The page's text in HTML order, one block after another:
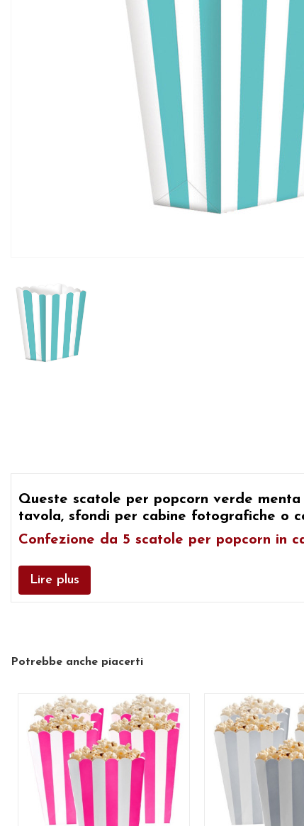
Queste scatole per popcorn verde menta
tavola, sfondi per cabine fotografiche o
Confezione da 5 scatole per popcorn in
Lire plus
Potrebbe anche piacerti